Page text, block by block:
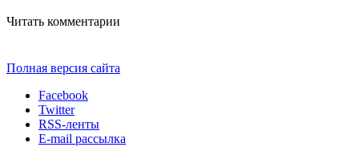
Читать комментарии
Полная версия сайта
Facebook
Twitter
RSS-ленты
E-mail рассылка